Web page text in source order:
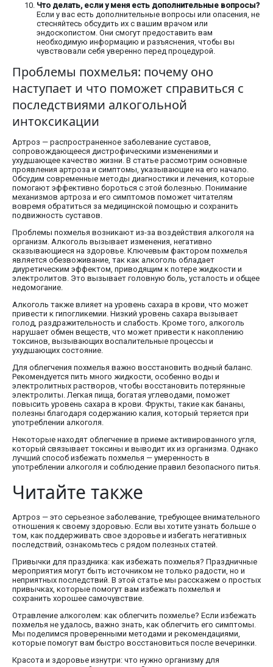
Что делать, если у меня есть дополнительные вопросы?
Если у вас есть дополнительные вопросы или опасения, не
стесняйтесь обсудить их с вашим врачом или
эндоскопистом. Они смогут предоставить вам
необходимую информацию и разъяснения, чтобы вы
чувствовали себя уверенно перед процедурой.
Проблемы похмелья: почему оно
наступает и что поможет справиться с
последствиями алкогольной
интоксикации
Артроз — распространенное заболевание суставов,
сопровождающееся дистрофическими изменениями и
ухудшающее качество жизни. В статье рассмотрим основные
проявления артроза и симптомы, указывающие на его начало.
Обсудим современные методы диагностики и лечения, которые
помогают эффективно бороться с этой болезнью. Понимание
механизмов артроза и его симптомов поможет читателям
вовремя обратиться за медицинской помощью и сохранить
подвижность суставов.
Проблемы похмелья возникают из-за воздействия алкоголя на
организм. Алкоголь вызывает изменения, негативно
сказывающиеся на здоровье. Ключевым фактором похмелья
является обезвоживание, так как алкоголь обладает
диуретическим эффектом, приводящим к потере жидкости и
электролитов. Это вызывает головную боль, усталость и общее
недомогание.
Алкоголь также влияет на уровень сахара в крови, что может
привести к гипогликемии. Низкий уровень сахара вызывает
голод, раздражительность и слабость. Кроме того, алкоголь
нарушает обмен веществ, что может привести к накоплению
токсинов, вызывающих воспалительные процессы и
ухудшающих состояние.
Для облегчения похмелья важно восстановить водный баланс.
Рекомендуется пить много жидкости, особенно воды и
электролитных растворов, чтобы восстановить потерянные
электролиты. Легкая пища, богатая углеводами, поможет
повысить уровень сахара в крови. Фрукты, такие как бананы,
полезны благодаря содержанию калия, который теряется при
употреблении алкоголя.
Некоторые находят облегчение в приеме активированного угля,
который связывает токсины и выводит их из организма. Однако
лучший способ избежать похмелья — умеренность в
употреблении алкоголя и соблюдение правил безопасного питья.
Читайте также
Артроз — это серьезное заболевание, требующее внимательного
отношения к своему здоровью. Если вы хотите узнать больше о
том, как поддерживать свое здоровье и избегать негативных
последствий, ознакомьтесь с рядом полезных статей.
Привычки для праздника: как избежать похмелья? Праздничные
мероприятия могут быть источником не только радости, но и
неприятных последствий. В этой статье мы расскажем о простых
привычках, которые помогут вам избежать похмелья и
сохранить хорошее самочувствие.
Отравление алкоголем: как облегчить похмелье? Если избежать
похмелья не удалось, важно знать, как облегчить его симптомы.
Мы поделимся проверенными методами и рекомендациями,
которые помогут вам быстро восстановиться после вечеринки.
Красота и здоровье изнутри: что нужно организму для